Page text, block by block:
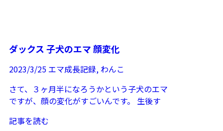
ダックス 子犬のエマ 顔変化
2023/3/25 エマ成長記録, わんこ
さて、３ヶ月半になろうかという子犬のエマ
ですが、顔の変化がすごいんです。 生後す
...
記事を読む